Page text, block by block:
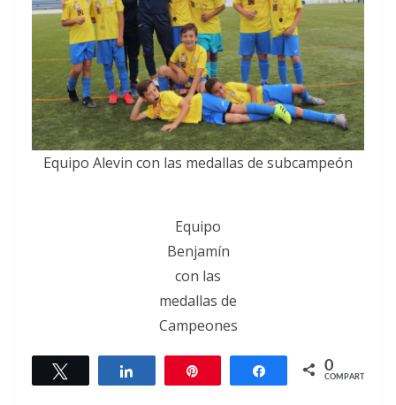
Equipo Alevin con las medallas de subcampeón
Equipo
Benjamín
con las
medallas de
Campeones
Twittear Compartir Compartir
0
COMPARTIR